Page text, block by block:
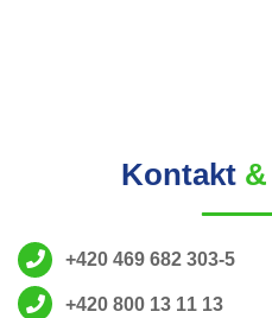
Kontakt &
+420 469 682 303-5
+420 800 13 11 13